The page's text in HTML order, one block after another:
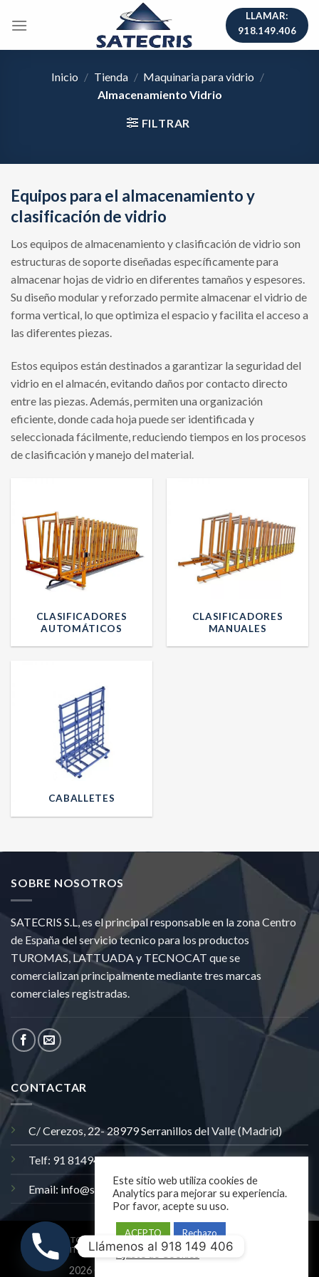
LLAMAR:
918.149.406
Inicio / Tienda / Maquinaria para vidrio /
Almacenamiento Vidrio
FILTRAR
Equipos para el almacenamiento y
clasificación de vidrio
Los equipos de almacenamiento y clasificación de vidrio son
estructuras de soporte diseñadas específicamente para
almacenar hojas de vidrio en diferentes tamaños y espesores.
Su diseño modular y reforzado permite almacenar el vidrio de
forma vertical, lo que optimiza el espacio y facilita el acceso a
las diferentes piezas.
Estos equipos están destinados a garantizar la seguridad del
vidrio en el almacén, evitando daños por contacto directo
entre las piezas. Además, permiten una organización
eficiente, donde cada hoja puede ser identificada y
seleccionada fácilmente, reduciendo tiempos en los procesos
de clasificación y manejo del material.
CLASIFICADORES
AUTOMÁTICOS
CLASIFICADORES
MANUALES
CABALLETES
SOBRE NOSOTROS
SATECRIS S.L, es el principal responsable en la zona Centro
de España del servicio tecnico para los productos
TUROMAS, LATTUADA y TECNOCAT que se
comercializan principalmente mediante tres marcas
comerciales registradas.
CONTACTAR
C/ Cerezos, 22- 28979 Serranillos del Valle (Madrid)
Telf: 91 8149406
Email: info@satecris.com
TODOS LOS PRODUCTOS
AVISO LEGAL
POLITICA DE PRIVACIDAD
POLÍTICA DE COOKIES
2026 ©
Este sitio web utiliza cookies de
Analytics para mejorar su experiencia.
Por favor, acepte su uso.
ACEPTO Rechazo
Ajuste de Cookies
Llámenos al 918 149 406